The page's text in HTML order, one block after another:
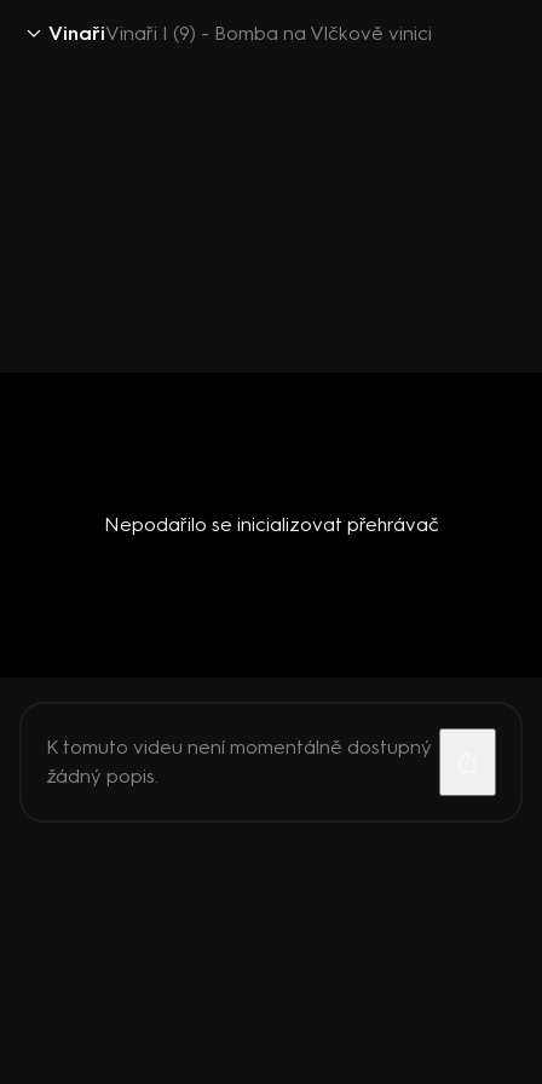
VinařiVinaři I (9) - Bomba na Vlčkově vinici
Nepodařilo se inicializovat přehrávač
K tomuto videu není momentálně dostupný
žádný popis.